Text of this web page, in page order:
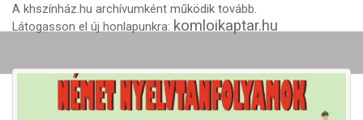
A khszínház.hu archívumként működik tovább.
Látogasson el új honlapunkra: komloikaptar.hu